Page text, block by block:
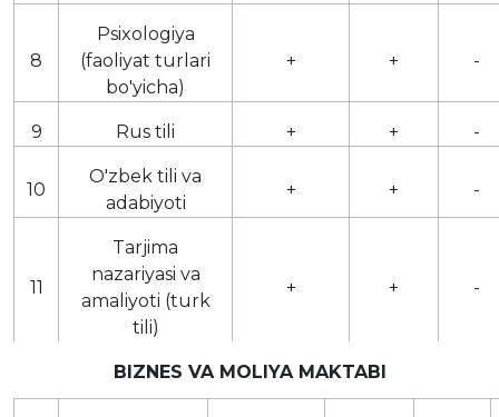
8
Psixologiya
(faoliyat turlari
bo'yicha)
+ + -
9 Rus tili + + -
10
O'zbek tili va
adabiyoti
+ + -
11
Tarjima
nazariyasi va
amaliyoti (turk
tili)
+ + -
BIZNES VA MOLIYA MAKTABI